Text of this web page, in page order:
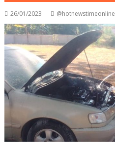
26/01/2023 @hotnewstimeonline